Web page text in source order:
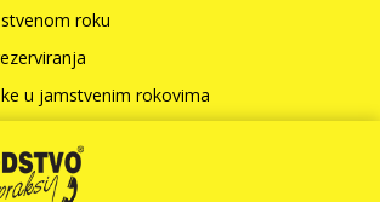
roku
u jamstvenim rokovima